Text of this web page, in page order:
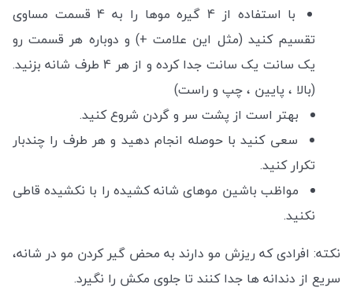
با استفاده از 4 گیره موها را به 4 قسمت مساوی
تقسیم کنید (مثل این علامت +) و دوباره هر قسمت رو
یک سانت یک سانت جدا کرده و از هر 4 طرف شانه بزنید.
(بالا ، پایین ، چپ و راست)
بهتر است از پشت سر و گردن شروع کنید.
سعی کنید با حوصله انجام دهید و هر طرف را چندبار
تکرار کنید.
مواظب باشین موهای شانه کشیده را با نکشیده قاطی
نکنید.
نکته: افرادی که ریزش مو دارند به محض گیر کردن مو در شانه،
سریع از دندانه ها جدا کنند تا جلوی مکش را نگیرد.